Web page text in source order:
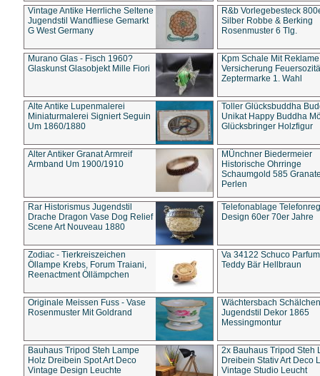
Vintage Antike Herrliche Seltene
Jugendstil Wandfliese Gemarkt
G West Germany
R&b Vorlegebesteck
Silber Robbe & Berking
Rosenmuster 6 Tlg.
Murano Glas - Fisch 1960?
Glaskunst Glasobjekt Mille Fiori
Kpm Schale Mit Reklame
Versicherung
Zeptermarke 1. Wahl
Alte Antike Lupenmalerei
Miniaturmalerei Signiert Seguin
Um 1860/1880
Toller Glücksbuddha
Unikat Happy Buddha
Glücksbringer Holzfigur
Alter Antiker Granat Armreif
Armband Um 1900/1910
MÜnchner Biedermeier
Historische Ohrringe
Schaumgold 585
Perlen
Rar Historismus Jugendstil
Drache Dragon Vase Dog Relief
Scene Art Nouveau 1880
Telefonablage
Design 60er 70er Jahre
Zodiac - Tierkreiszeichen
Öllampe Krebs, Forum Traiani,
Reenactment Öllämpchen
Va 34122 Schuco
Teddy Bär Hellbraun
Originale Meissen Fuss - Vase
Rosenmuster Mit Goldrand
Wächtersbach Schälchen
Jugendstil Dekor 1865
Messingmontur
Bauhaus Tripod Steh Lampe
Holz Dreibein Spot Art Deco
Vintage Design Leuchte
2x Bauhaus Tripod Steh
Dreibein Stativ Art Deco
Vintage Studio Leucht